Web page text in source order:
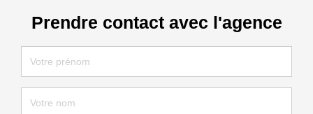
Prendre contact avec l'agence